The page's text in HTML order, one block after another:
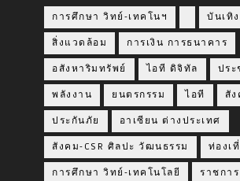
การศึกษา วิทย์-เทคโนฯ บันเทิง
สิ่งแวดล้อม การเงิน การธนาคาร
อสังหาริมทรัพย์ ไอที ดิจิทัล ปร
พลังงาน ยนตรกรรม ไอที สัง
ประกันภัย อาเซียน ต่างประเทศ
สังคม-CSR ศิลปะ วัฒนธรรม ท่องเ
การศึกษา วิทย์-เทคโนโลยี ราชการ